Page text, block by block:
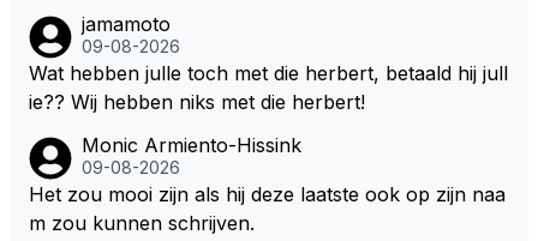
door die 1 liter te verhogen naar bijv. 5 liter en dan di
e ronden achter SC niet mee te tellen. Na x ronden
SC moet er na afloop niet nog 5 maar x liter inzitten.
jamamoto
09-08-2026
Wat hebben julle toch met die herbert, betaald hij jull
ie?? Wij hebben niks met die herbert!
Monic Armiento-Hissink
09-08-2026
Het zou mooi zijn als hij deze laatste ook op zijn naa
m zou kunnen schrijven.